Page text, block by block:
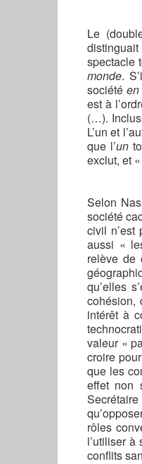
Le
spectacle
monde.
société
est à
(…).
L’un et
que l’un
exclut, et «
Selon
société
civil
aussi «
relève de
qu’elles
cohésion,
intérêt à
valeur «
croire
que les
effet non
Secrétaire
rôles
l’utiliser
conflits